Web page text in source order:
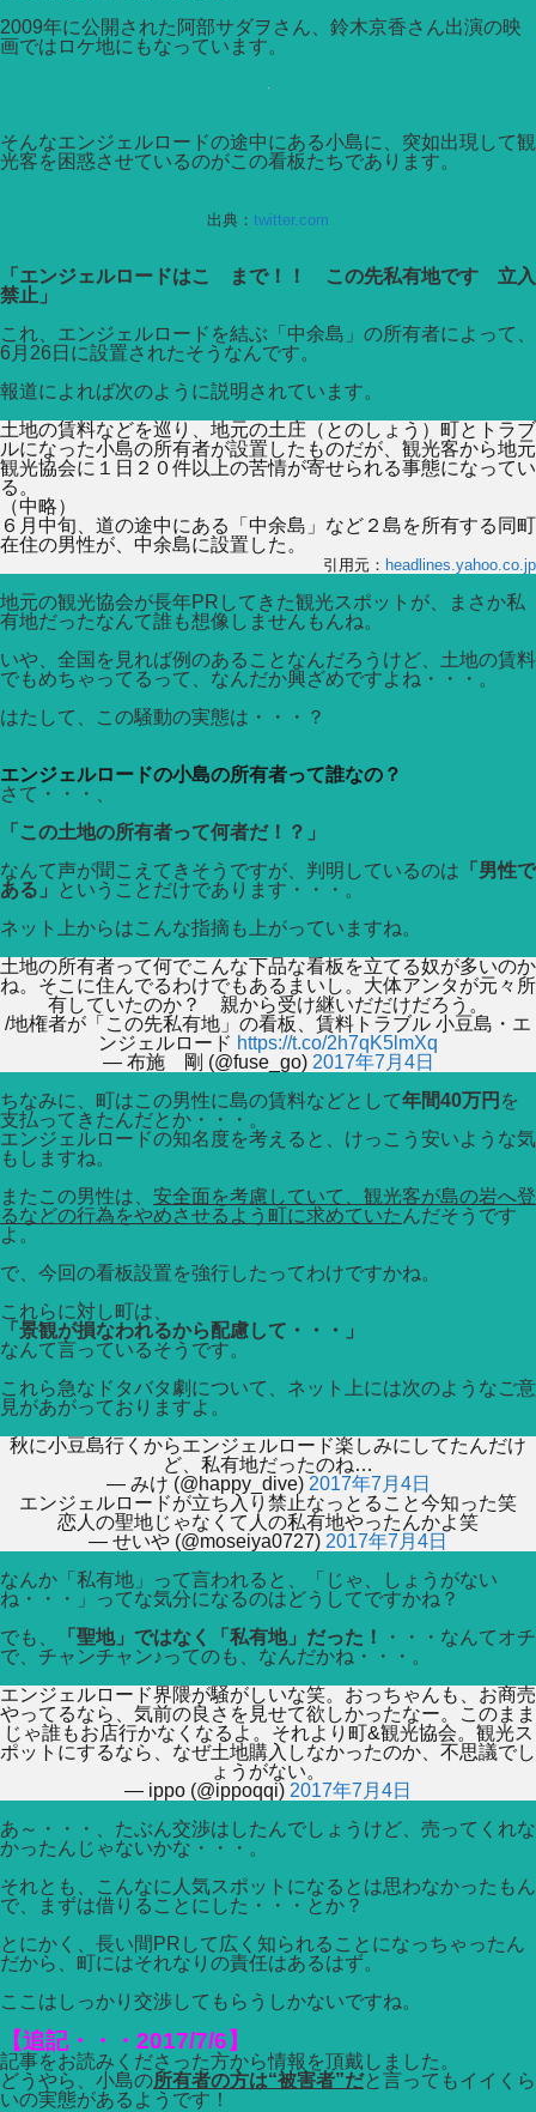
2009年に公開された阿部サダヲさん、鈴木京香さん出演の映
画ではロケ地にもなっています。
そんなエンジェルロードの途中にある小島に、突如出現して観
光客を困惑させているのがこの看板たちであります。
出典： twitter.com
「エンジェルロードはこゝまで！！ この先私有地です 立入
禁止」
これ、エンジェルロードを結ぶ「中余島」の所有者によって、
6月26日に設置されたそうなんです。
報道によれば次のように説明されています。
土地の賃料などを巡り、地元の土庄（とのしょう）町とトラブ
ルになった小島の所有者が設置したものだが、観光客から地元
観光協会に１日２０件以上の苦情が寄せられる事態になってい
る。
（中略）
６月中旬、道の途中にある「中余島」など２島を所有する同町
在住の男性が、中余島に設置した。
引用元： headlines.yahoo.co.jp
地元の観光協会が長年PRしてきた観光スポットが、まさか私
有地だったなんて誰も想像しませんもんね。
いや、全国を見れば例のあることなんだろうけど、土地の賃料
でもめちゃってるって、なんだか興ざめですよね・・・。
はたして、この騒動の実態は・・・？
エンジェルロードの小島の所有者って誰なの？
さて・・・、
「この土地の所有者って何者だ！？」
なんて声が聞こえてきそうですが、判明しているのは 「男性で
ある」
ということだけであります・・・。
ネット上からはこんな指摘も上がっていますね。
土地の所有者って何でこんな下品な看板を立てる奴が多いのか
ね。そこに住んでるわけでもあるまいし。大体アンタが元々所
有していたのか？ 親から受け継いだだけだろう。
/地権者が「この先私有地」の看板、賃料トラブル 小豆島・エ
ンジェルロード https://t.co/2h7qK5lmXq
— 布施 剛 (@fuse_go) 2017年7月4日
ちなみに、町はこの男性に島の賃料などとして年間40万円 を
支払ってきたんだとか・・・。
エンジェルロードの知名度を考えると、けっこう安いような気
もしますね。
またこの男性は、 安全面を考慮していて、観光客が島の岩へ登
るなどの行為をやめさせるよう町に求めていた んだそうです
よ。
で、今回の看板設置を強行したってわけですかね。
これらに対し町は、
「景観が損なわれるから配慮して・・・」
なんて言っているそうです。
これら急なドタバタ劇について、ネット上には次のようなご意
見があがっておりますよ。
秋に小豆島行くからエンジェルロード楽しみにしてたんだけ
ど、私有地だったのね…
— みけ (@happy_dive) 2017年7月4日
エンジェルロードが立ち入り禁止なっとること今知った笑
恋人の聖地じゃなくて人の私有地やったんかよ笑
— せいや (@moseiya0727) 2017年7月4日
なんか「私有地」って言われると、「じゃ、しょうがない
ね・・・」ってな気分になるのはどうしてですかね？
でも、
「聖地」ではなく「私有地」だった！
・・・なんてオチ
で、チャンチャン♪ってのも、なんだかね・・・。
エンジェルロード界隈が騒がしいな笑。おっちゃんも、お商売
やってるなら、気前の良さを見せて欲しかったなー。このまま
じゃ誰もお店行かなくなるよ。それより町&観光協会。観光ス
ポットにするなら、なぜ土地購入しなかったのか、不思議でし
ょうがない。
— ippo (@ippoqqi) 2017年7月4日
あ～・・・、たぶん交渉はしたんでしょうけど、売ってくれな
かったんじゃないかな・・・。
それとも、こんなに人気スポットになるとは思わなかったもん
で、まずは借りることにした・・・とか？
とにかく、長い間PRして広く知られることになっちゃったん
だから、町にはそれなりの責任はあるはず。
ここはしっかり交渉してもらうしかないですね。
【追記・・・2017/7/6】
記事をお読みくださった方から情報を頂戴しました。
どうやら、小島の所有者の方は“被害者”だと言ってもイイくら
いの実態があるようです！